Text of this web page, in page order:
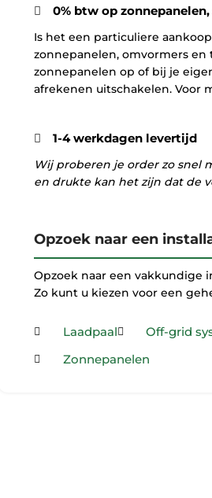
0% btw op
Is het een particuliere
zonnepanelen, omvormers
zonnepanelen op of bij je
afrekenen uitschakelen. Voor
1-4 werkdagen levertijd
Wij proberen je order zo snel
en drukte kan het zijn dat de
Opzoek naar een
Opzoek naar een vakkundige
Zo kunt u kiezen voor een
Laadpaal Off-grid
Zonnepanelen